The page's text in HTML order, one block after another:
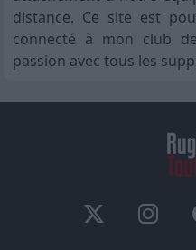
distance. Ce site est
connecté à mon club
passion avec tous les